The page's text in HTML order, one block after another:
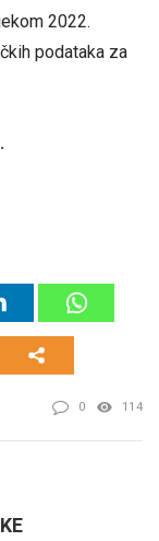
2022.
podataka za
0 114